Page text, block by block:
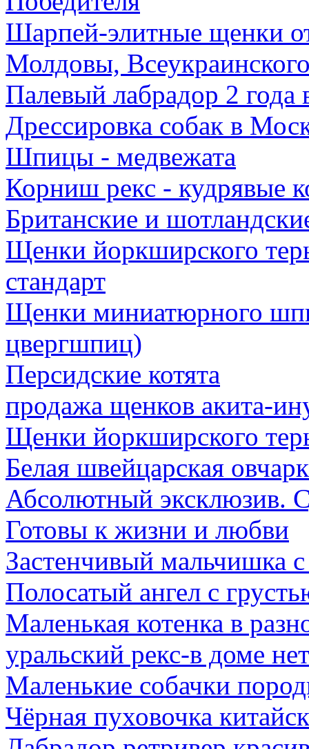
Шарпей-элитные щенки
Молдовы,
Палевый лабрадор 2 года
Дрессировка собак в
Шпицы - медвежата
Корниш рекс - кудрявые
Британские и
Щенки йоркширского
стандарт
Щенки миниатюрного
цвергшпиц)
Персидские котята
продажа щенков акита-
Щенки йоркширского
Белая швейцарская
Абсолютный эксклюзив.
Готовы к жизни и любви
Застенчивый мальчишка
Полосатый ангел с
Маленькая котенка в
уральский рекс-в доме
Маленькие собачки
Чёрная пуховочка